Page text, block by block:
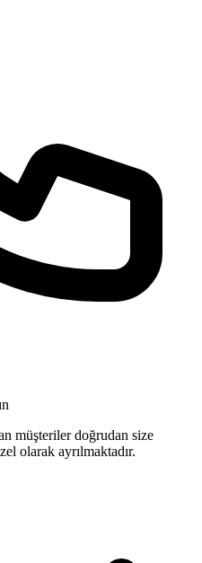
müşteriler doğrudan size
olarak ayrılmaktadır.